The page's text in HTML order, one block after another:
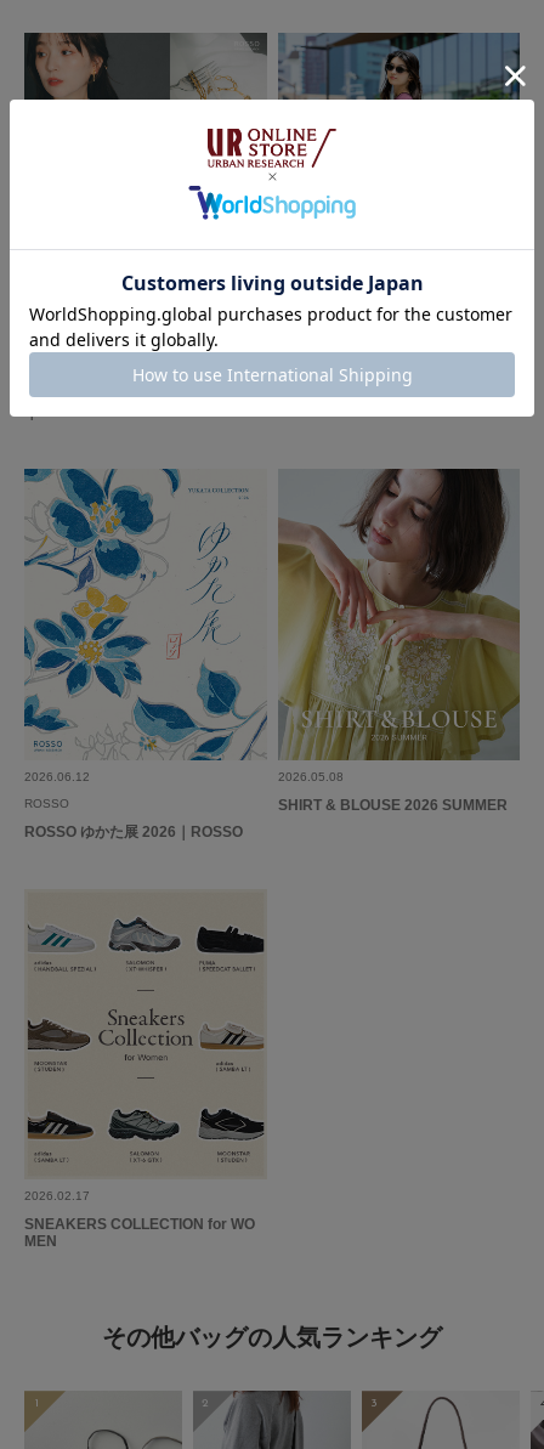
2026.07.07
Summer evenings in demure style
ROSSO
The New Urban Comfort Wear｜R
2026.06.12
ROSSO
ROSSO ゆかた展 2026｜ROSSO
2026.05.08
SHIRT & BLOUSE 2026 SUMMER
2026.02.17
SNEAKERS COLLECTION for WO
MEN
その他バッグの人気ランキング
1 2 3